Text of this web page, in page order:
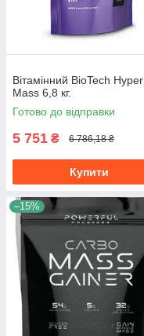
Вітамінний BioTech Hyper
Mass 6,8 кг.
Готово до відправки
5 751 ₴ 6 786,18 ₴
Купити
–15%